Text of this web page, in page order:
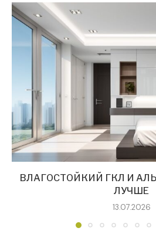
ВЛАГОСТОЙКИЙ ГКЛ И
ЛУЧШЕ
13.07.2026